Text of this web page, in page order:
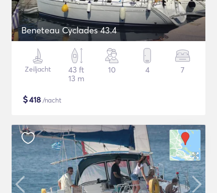
Beneteau Cyclades 43.4
Zeiljacht
43 ft
13 m
10 4 7
$418 /nacht